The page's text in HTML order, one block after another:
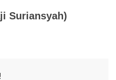
Suriansyah)